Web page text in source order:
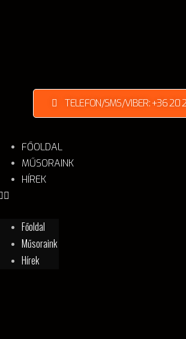
FŐOLDAL
MŰSORAINK
HÍREK
Főoldal
Műsoraink
Hírek
TELEFON/SMS/VIBER: +36 20